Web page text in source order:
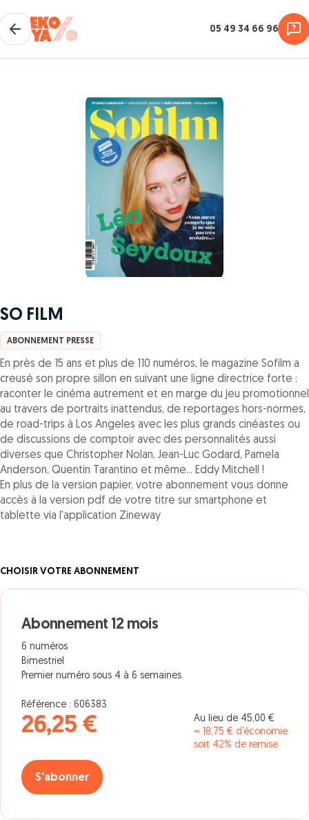
05 49 34 66 96
SO FILM
ABONNEMENT PRESSE
En près de 15 ans et plus de 110 numéros, le magazine Sofilm a
creusé son propre sillon en suivant une ligne directrice forte :
raconter le cinéma autrement et en marge du jeu promotionnel
au travers de portraits inattendus, de reportages hors-normes,
de road-trips à Los Angeles avec les plus grands cinéastes ou
de discussions de comptoir avec des personnalités aussi
diverses que Christopher Nolan, Jean-Luc Godard, Pamela
Anderson, Quentin Tarantino et même... Eddy Mitchell !
En plus de la version papier, votre abonnement vous donne
accès à la version pdf de votre titre sur smartphone et
tablette via l'application Zineway
CHOISIR VOTRE ABONNEMENT
Abonnement 12 mois
6 numéros
Bimestriel
Premier numéro sous 4 à 6 semaines
Référence : 606383
26,25 €
Au lieu de 45,00 €
= 18,75 € d’économie
soit 42% de remise
S'abonner